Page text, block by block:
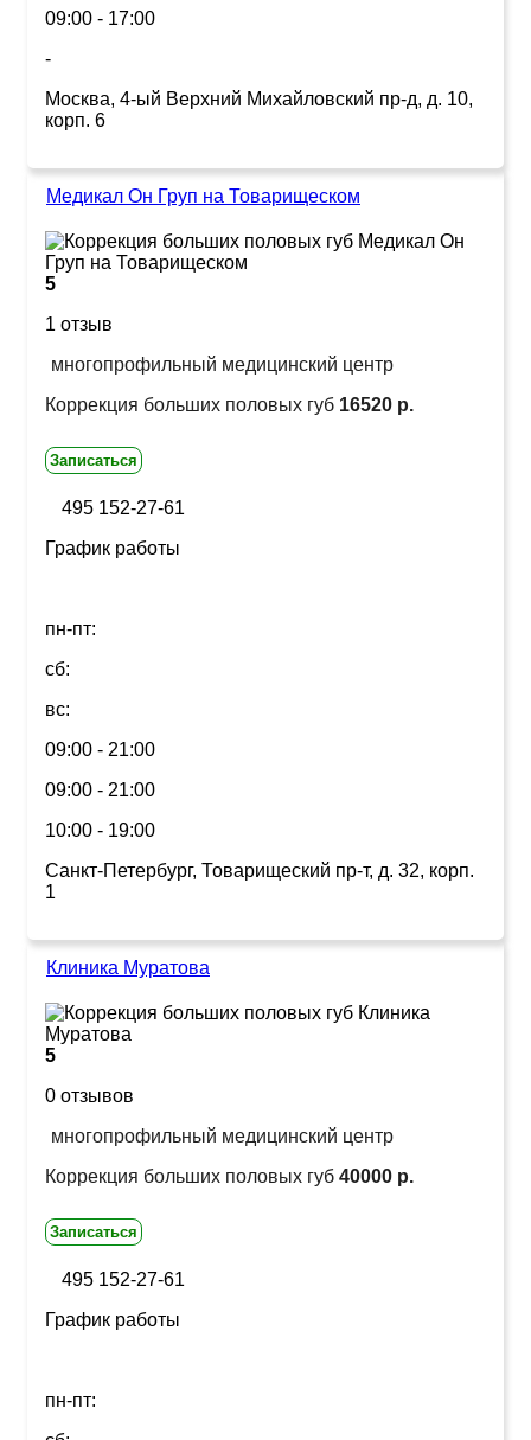
09:00 - 17:00
-
Москва, 4-ый Верхний Михайловский пр-д, д. 10,
корп. 6
Медикал Он Груп на Товарищеском
5
1 отзыв
многопрофильный медицинский центр
Коррекция больших половых губ 16520 р.
Записаться
495 152-27-61
График работы
пн-пт:
сб:
вс:
09:00 - 21:00
09:00 - 21:00
10:00 - 19:00
Санкт-Петербург, Товарищеский пр-т, д. 32, корп.
1
Клиника Муратова
5
0 отзывов
многопрофильный медицинский центр
Коррекция больших половых губ 40000 р.
Записаться
495 152-27-61
График работы
пн-пт: